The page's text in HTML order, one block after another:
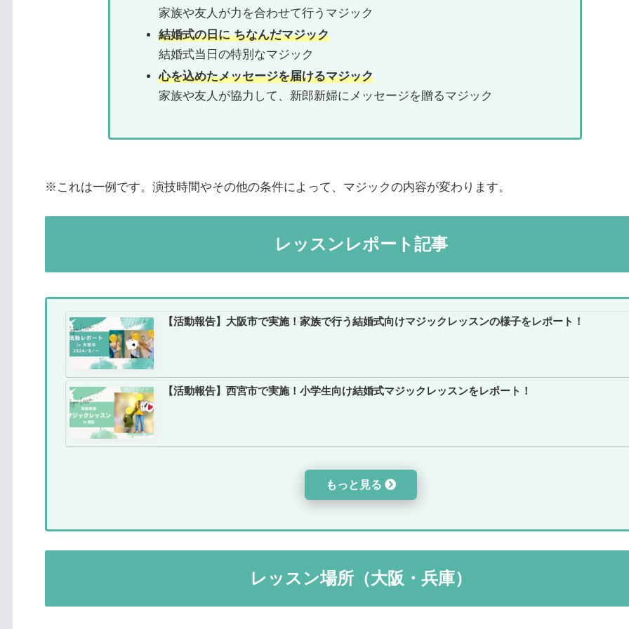
家族や友人が力を合わせて行うマジック
結婚式の日に ちなんだマジック
結婚式当日の特別なマジック
心を込めたメッセージを届けるマジック
家族や友人が協力して、新郎新婦にメッセージを贈るマジック
※これは一例です。演技時間やその他の条件によって、マジックの内容が変わります。
レッスンレポート記事
【活動報告】大阪市で実施！家族で行う結婚式向けマジックレッスンの様子をレポート！
【活動報告】西宮市で実施！小学生向け結婚式マジックレッスンをレポート！
もっと見る
レッスン場所（大阪・兵庫）